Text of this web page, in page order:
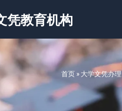
凭教育机构
首页 » 大学文凭办理